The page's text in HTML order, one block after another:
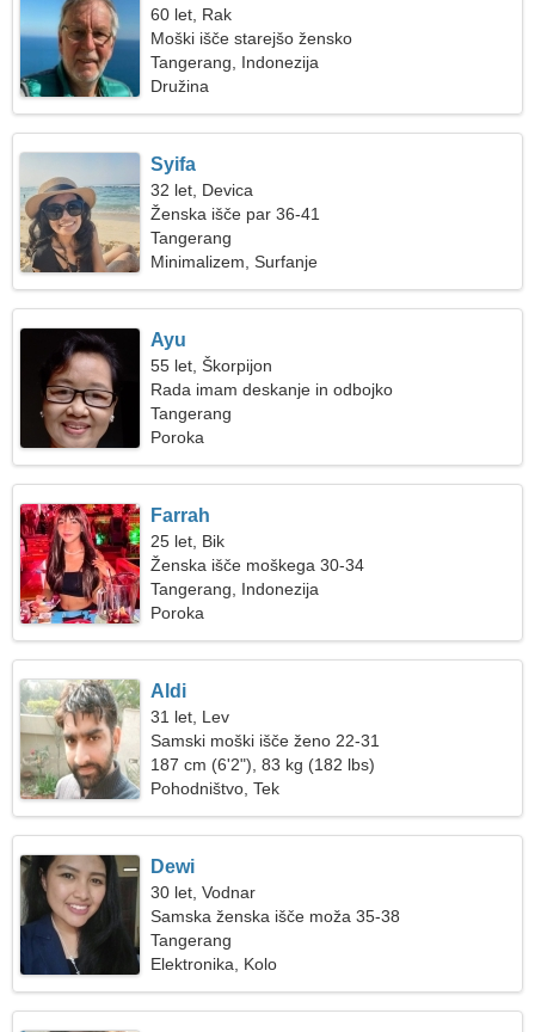
60 let, Rak
Moški išče starejšo žensko
Tangerang, Indonezija
Družina
Syifa
32 let, Devica
Ženska išče par 36-41
Tangerang
Minimalizem, Surfanje
Ayu
55 let, Škorpijon
Rada imam deskanje in odbojko
Tangerang
Poroka
Farrah
25 let, Bik
Ženska išče moškega 30-34
Tangerang, Indonezija
Poroka
Aldi
31 let, Lev
Samski moški išče ženo 22-31
187 cm (6'2"), 83 kg (182 lbs)
Pohodništvo, Tek
Dewi
30 let, Vodnar
Samska ženska išče moža 35-38
Tangerang
Elektronika, Kolo